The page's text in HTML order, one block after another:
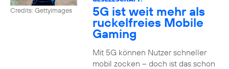
Credits: Gettyimages 5G ist weit mehr als
ruckelfreies Mobile
Gaming
Mit 5G können Nutzer schneller
mobil zocken – doch ist das schon